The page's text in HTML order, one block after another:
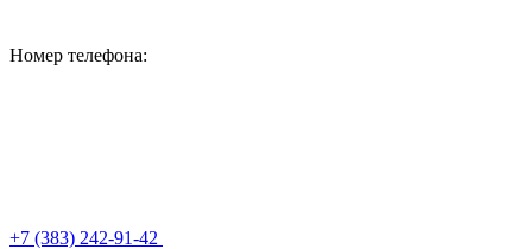
Номер телефона:
+7 (383) 242-91-42